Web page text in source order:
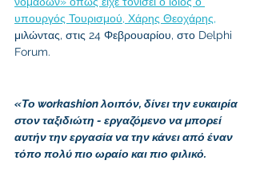
υπουργός Τουρισμού, Χάρης Θεοχάρης,
μιλώντας, στις 24 Φεβρουαρίου, στο Delphi
Forum.
«Το workashion λοιπόν, δίνει την ευκαιρία
στον ταξιδιώτη - εργαζόμενο να μπορεί
αυτήν την εργασία να την κάνει από έναν
τόπο πολύ πιο ωραίο και πιο φιλικό.